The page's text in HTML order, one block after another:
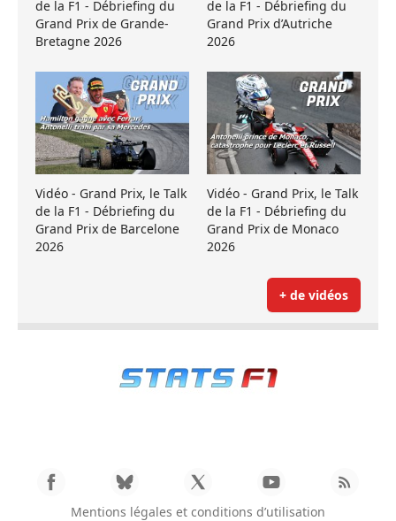
de la F1 - Débriefing du
Grand Prix de Grande-
Bretagne 2026
de la F1 - Débriefing du
Grand Prix d’Autriche
2026
Vidéo - Grand Prix, le Talk
de la F1 - Débriefing du
Grand Prix de Barcelone
2026
Vidéo - Grand Prix, le Talk
de la F1 - Débriefing du
Grand Prix de Monaco
2026
+ de vidéos
Mentions légales et conditions d’utilisation